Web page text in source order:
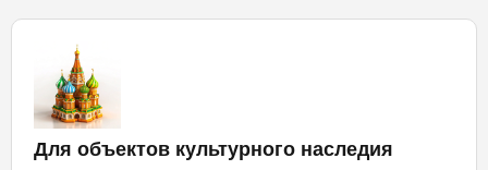
Для объектов культурного наследия